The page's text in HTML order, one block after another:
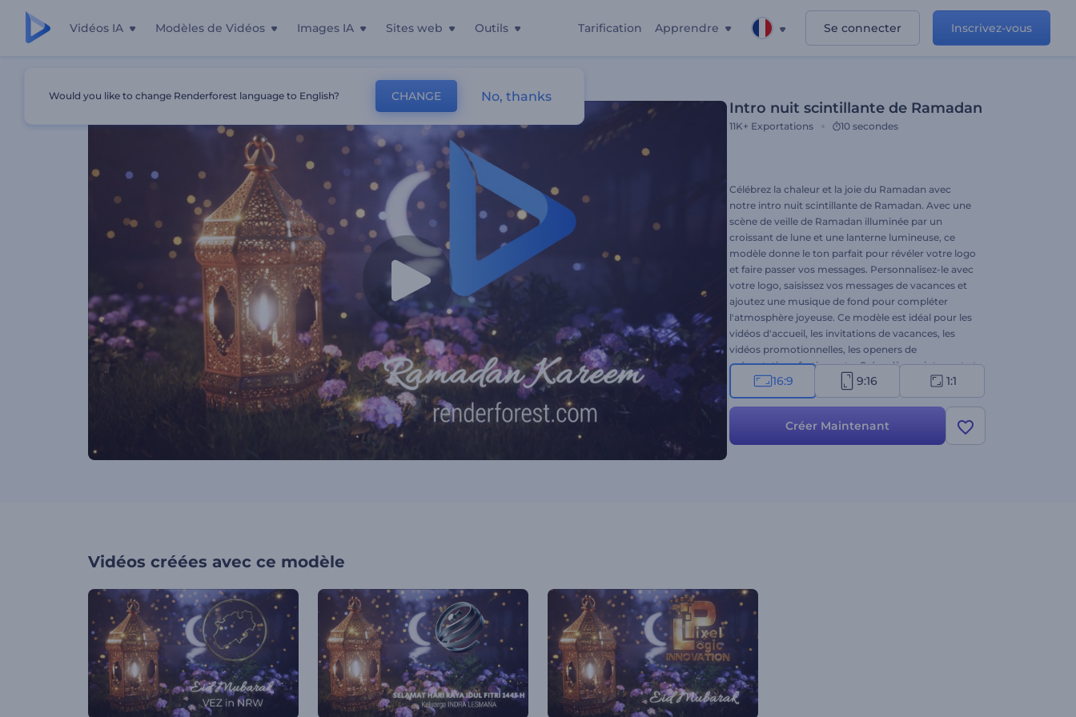
Vidéos IA Modèles de Vidéos Images IA Sites web Outils Tarification Apprendre Se connecter Inscrivez-vous
Intro nuit scintillante de Ramadan
11K+ Exportations 10 secondes
Célébrez la chaleur et la joie du Ramadan avec
notre intro nuit scintillante de Ramadan. Avec une
scène de veille de Ramadan illuminée par un
croissant de lune et une lanterne lumineuse, ce
modèle donne le ton parfait pour révéler votre logo
et faire passer vos messages. Personnalisez-le avec
votre logo, saisissez vos messages de vacances et
ajoutez une musique de fond pour compléter
l'atmosphère joyeuse. Ce modèle est idéal pour les
vidéos d'accueil, les invitations de vacances, les
vidéos promotionnelles, les openers de
présentations festives, etc. Créez dès maintenant et
propagez l'esprit du Ramadan !
16:9 9:16 1:1
Créer Maintenant
Vidéos créées avec ce modèle
Would you like to change Renderforest language to English? CHANGE No, thanks